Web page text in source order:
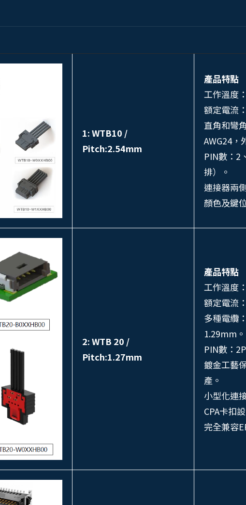
1: WTB10 /
Pitch:2.54mm
產品特點
工作溫度
額定電流
直角和彎
AWG24，
PIN數：2
排）。
連接器兩
顏色及鍵
2: WTB 20 /
Pitch:1.27mm
產品特點
工作溫度
額定電流
多種電纜
1.29mm。
PIN數：
鍍金工藝
產。
小型化連
CPA卡扣
完全兼容